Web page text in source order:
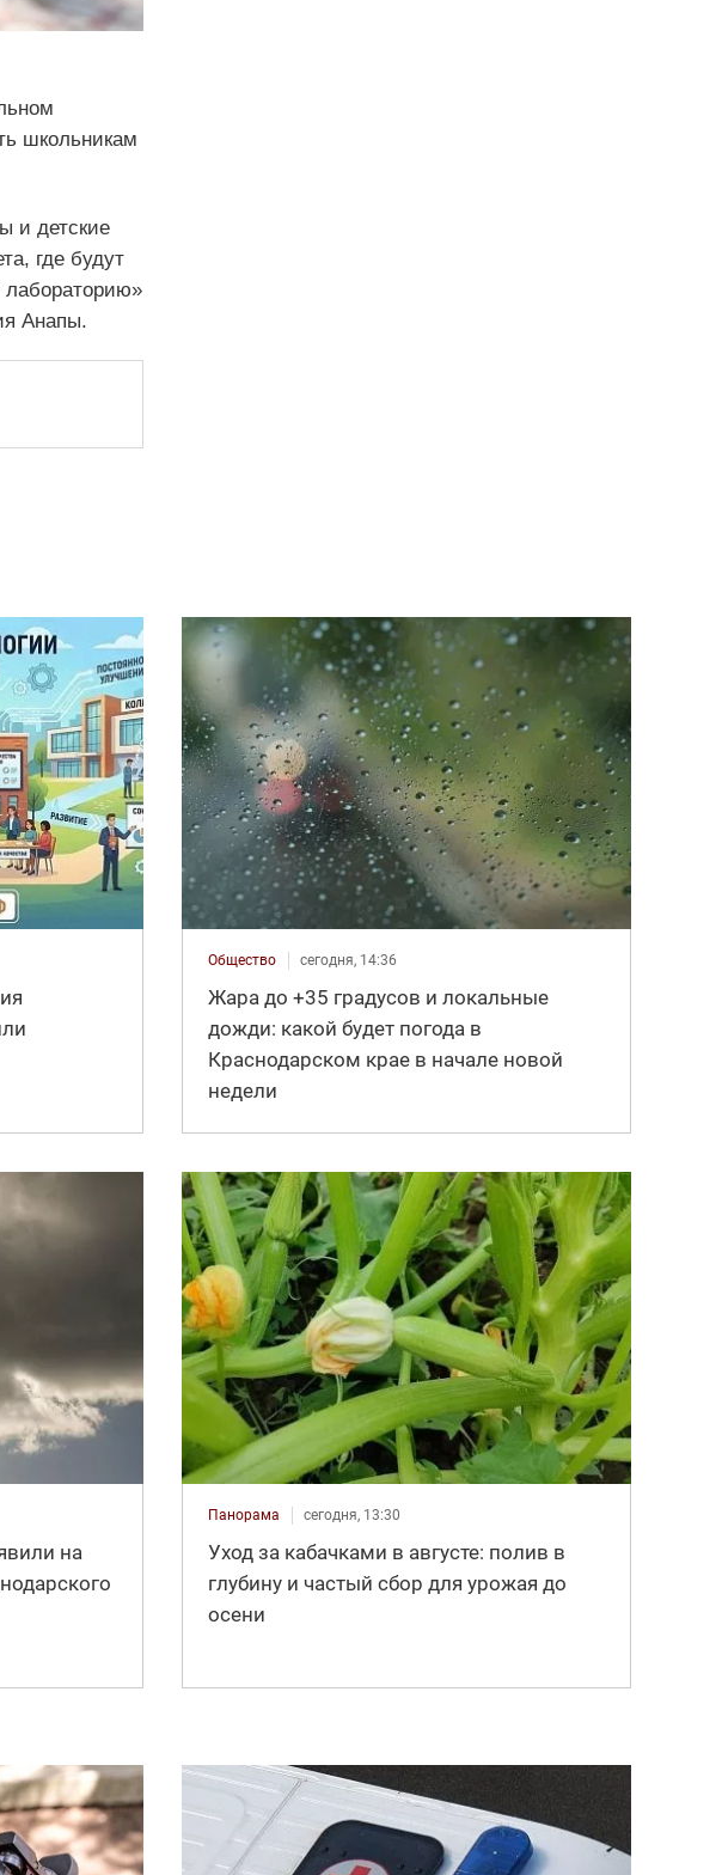
школьникам
и детские
где будут
Анапы.
Общество сегодня, 14:36
Жара до +35 градусов и локальные
дожди: какой будет погода в
Краснодарском крае в начале новой
недели
на
Панорама сегодня, 13:30
Уход за кабачками в августе: полив в
глубину и частый сбор для урожая до
осени